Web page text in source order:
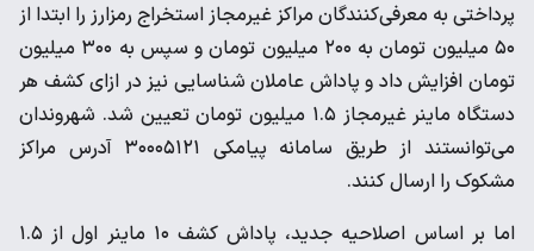
پرداختی به معرفی‌کنندگان مراکز غیرمجاز استخراج رمزارز را ابتدا از
۵۰ میلیون تومان به ۲۰۰ میلیون تومان و سپس به ۳۰۰ میلیون
تومان افزایش داد و پاداش عاملان شناسایی نیز در ازای کشف هر
دستگاه ماینر غیرمجاز ۱.۵ میلیون تومان تعیین شد. شهروندان
می‌توانستند از طریق سامانه پیامکی ۳۰۰۰۵۱۲۱ آدرس مراکز
مشکوک را ارسال کنند.
اما بر اساس اصلاحیه جدید، پاداش کشف ۱۰ ماینر اول از ۱.۵